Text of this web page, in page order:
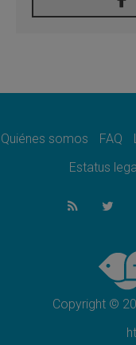
Tagle:
como
Papa
Quiénes somos FAQ
Estatus legal
Copyright ©